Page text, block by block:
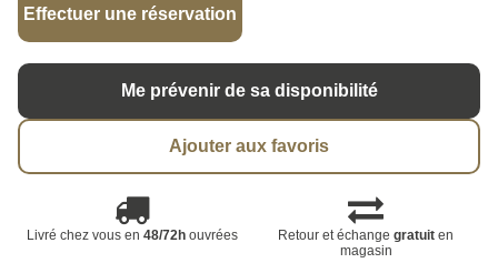
Effectuer une réservation
Me prévenir de sa disponibilité
Ajouter aux favoris
Livré chez vous en 48/72houvrées Retour et échangegratuit en
magasin